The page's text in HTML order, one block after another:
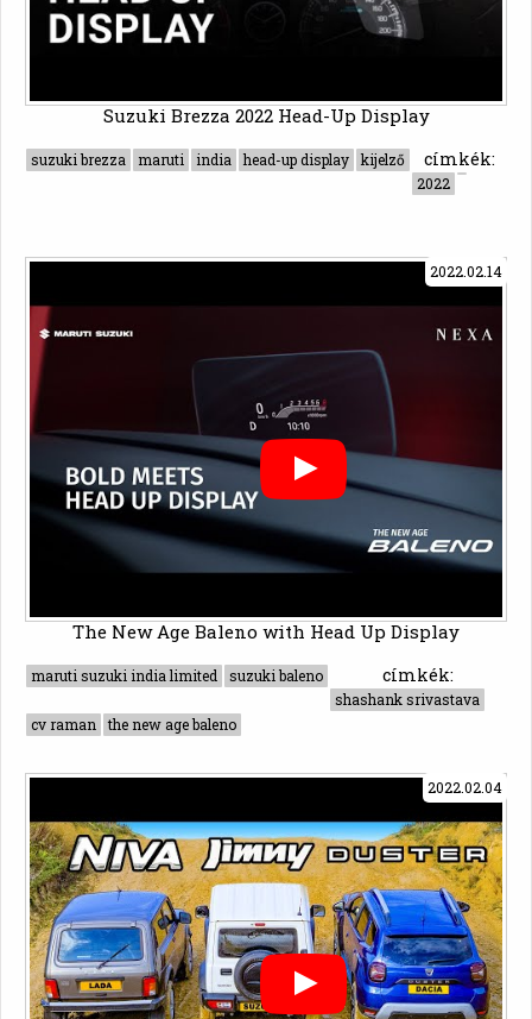
Suzuki Brezza 2022 Head-Up Display
címkék:
suzuki brezza maruti india head-up display
kijelző
2022
The New Age Baleno with Head Up Display
címkék:
maruti suzuki india limited
suzuki baleno
shashank srivastava
cv raman
the new age baleno
2022.02.14
2022.02.04